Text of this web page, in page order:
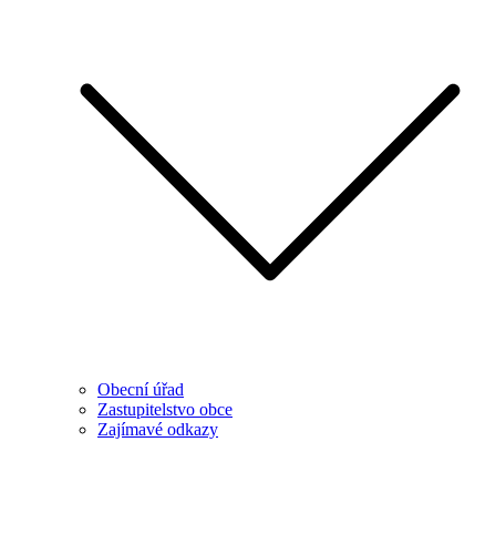
Obecní úřad
Zastupitelstvo obce
Zajímavé odkazy